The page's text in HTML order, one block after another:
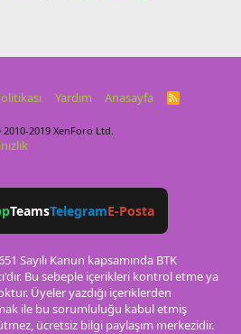
Yardım Anasayfa
R
2019 XenForo Ltd.
TeamsTelegramE-Posta
Sayılı Kanun kapsamında BTK
Bu sebeple içerikleri kontrol etme ya
Üyeler yazdığı içeriklerden
ile bu sorumluluğu kabul etmiş
ücretsiz bilgi paylaşım merkezidir.